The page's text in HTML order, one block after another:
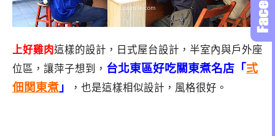
上好雞肉這樣的設計，日式屋台設計，半室內與戶外座
位區，讓萍子想到， 台北東區好吃關東煮名店「弍
佃関東煮 」 ，也是這樣相似設計，風格很好。